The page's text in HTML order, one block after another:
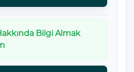
Bilgi Almak